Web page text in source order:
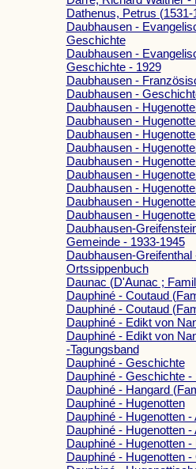
Dathenus, Petrus
Daubhausen -
Geschichte
Daubhausen -
Geschichte - 1929
Daubhausen -
Daubhausen -
Daubhausen -
Daubhausen -
Daubhausen -
Daubhausen -
Daubhausen -
Daubhausen -
Daubhausen -
Daubhausen -
Daubhausen -
Daubhausen-
Gemeinde - 1933-1945
Daubhausen-Greifenthal
Ortssippenbuch
Daunac (D'Aunac ;
Dauphiné - Coutaud
Dauphiné - Coutaud
Dauphiné - Edikt von
Dauphiné - Edikt von
-Tagungsband
Dauphiné - Geschichte
Dauphiné - Geschichte -
Dauphiné - Hangard
Dauphiné - Hugenotten
Dauphiné - Hugenotten
Dauphiné - Hugenotten
Dauphiné - Hugenotten
Dauphiné - Hugenotten